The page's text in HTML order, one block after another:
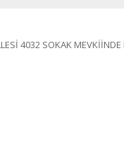
4032 SOKAK